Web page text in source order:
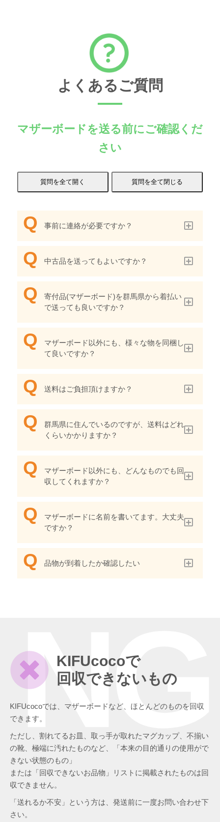
よくあるご質問
マザーボードを送る前にご確認くだ
さい
事前に連絡が必要ですか？
中古品を送ってもよいですか？
寄付品(マザーボード)を群馬県から着払い
で送っても良いですか？
マザーボード以外にも、様々な物を同梱し
て良いですか？
送料はご負担頂けますか？
群馬県に住んでいるのですが、送料はどれ
くらいかかりますか？
マザーボード以外にも、どんなものでも回
収してくれますか？
マザーボードに名前を書いてます。大丈夫
ですか？
品物が到着したか確認したい
KIFUcocoで
回収できないもの
KIFUcocoでは、マザーボードなど、ほとんどのものを回収
できます。
ただし、割れてるお皿、取っ手が取れたマグカップ、不揃い
の靴、極端に汚れたものなど、「本来の目的通りの使用がで
きない状態のもの」
または「回収できないお品物」リストに掲載されたものは回
収できません。
「送れるか不安」という方は、発送前に一度お問い合わせ下
さい。
NG